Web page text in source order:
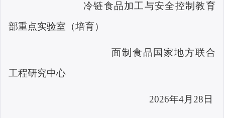
冷链食品加工与安全控制教育
部重点实验室（培育）
面制食品国家地方联合
工程研究中心
2026年4月 28 日